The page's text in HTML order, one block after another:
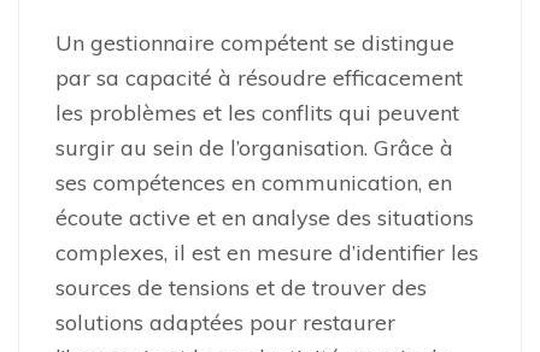
Un gestionnaire compétent se distingue
par sa capacité à résoudre efficacement
les problèmes et les conflits qui peuvent
surgir au sein de l’organisation. Grâce à
ses compétences en communication, en
écoute active et en analyse des situations
complexes, il est en mesure d’identifier les
sources de tensions et de trouver des
solutions adaptées pour restaurer